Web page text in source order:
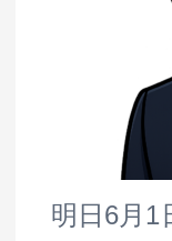
明日6月1